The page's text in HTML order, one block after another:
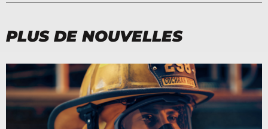
PLUS DE NOUVELLES